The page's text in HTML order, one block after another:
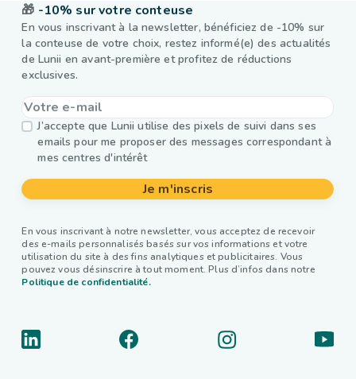
🎁 -10% sur votre conteuse
En vous inscrivant à la newsletter, bénéficiez de -10% sur
la conteuse de votre choix, restez informé(e) des actualités
de Lunii en avant-première et profitez de réductions
exclusives.
J’accepte que Lunii utilise des pixels de suivi dans ses
emails pour me proposer des messages correspondant à
mes centres d'intérêt
Je m'inscris
En vous inscrivant à notre newsletter, vous acceptez de recevoir
des e-mails personnalisés basés sur vos informations et votre
utilisation du site à des fins analytiques et publicitaires. Vous
pouvez vous désinscrire à tout moment. Plus d’infos dans notre
Politique de confidentialité.